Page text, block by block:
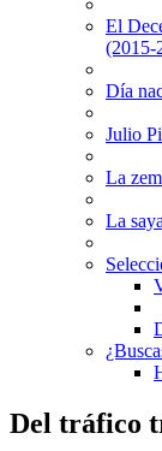
El
(2015-
Día
Julio
La
La
Del tráfico